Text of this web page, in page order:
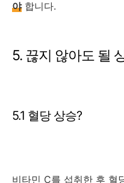
야합니다.
5. 끊지 않아도 될
5.1 혈당 상승?
비타민 C를 섭취한 후 혈